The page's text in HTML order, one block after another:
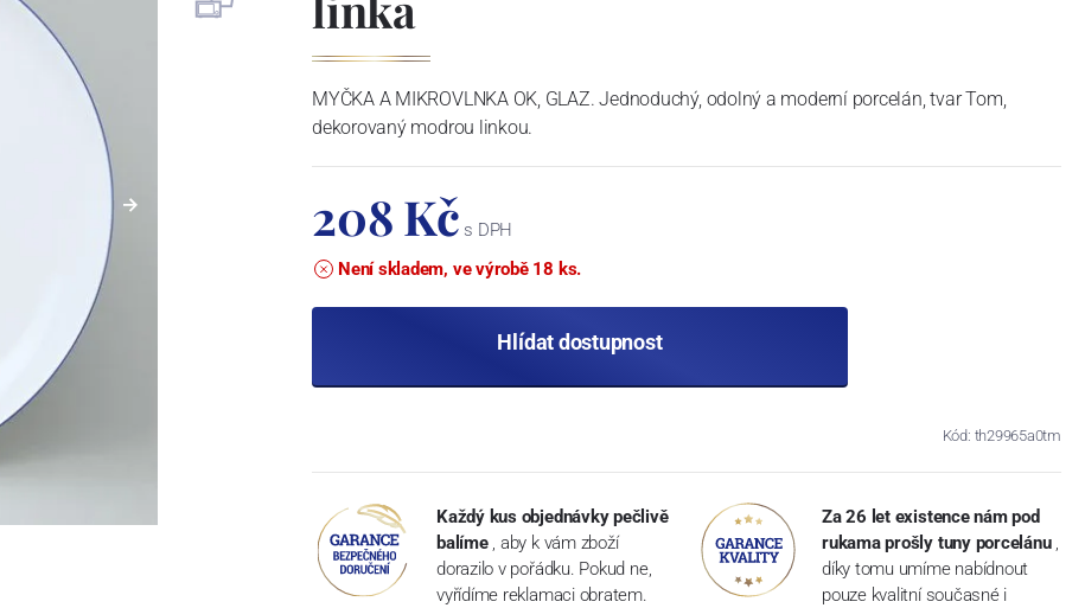
MYČKA A MIKROVLNKA OK, GLAZ. Jednoduchý, odolný a moderní porcelán, tvar Tom,
dekorovaný modrou linkou.
208 Kč s DPH
Není skladem, ve výrobě 18 ks.
Hlídat dostupnost
Kód: th29965a0tm
Každý kus objednávky pečlivě
balíme , aby k vám zboží
dorazilo v pořádku. Pokud ne,
vyřídíme reklamaci obratem.
Za 26 let existence nám pod
rukama prošly tuny porcelánu ,
díky tomu umíme nabídnout
pouze kvalitní současné i